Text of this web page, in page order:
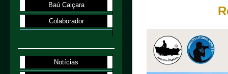
Baú Caiçara
Colaborador
Notícias